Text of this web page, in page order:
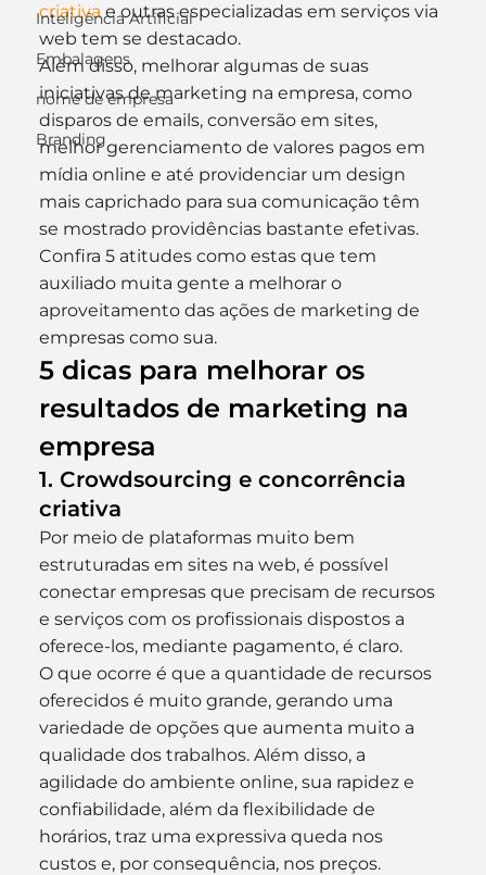
Inteligência Artificial
Embalagens
nome de empresa
Branding
criativa e outras especializadas em serviços via
web tem se destacado.
Além disso, melhorar algumas de suas
iniciativas de marketing na empresa, como
disparos de emails, conversão em sites,
melhor gerenciamento de valores pagos em
mídia online e até providenciar um design
mais caprichado para sua comunicação têm
se mostrado providências bastante efetivas.
Confira 5 atitudes como estas que tem
auxiliado muita gente a melhorar o
aproveitamento das ações de marketing de
empresas como sua.
5 dicas para melhorar os
resultados de marketing na
empresa
1. Crowdsourcing e concorrência
criativa
Por meio de plataformas muito bem
estruturadas em sites na web, é possível
conectar empresas que precisam de recursos
e serviços com os profissionais dispostos a
oferece-los, mediante pagamento, é claro.
O que ocorre é que a quantidade de recursos
oferecidos é muito grande, gerando uma
variedade de opções que aumenta muito a
qualidade dos trabalhos. Além disso, a
agilidade do ambiente online, sua rapidez e
confiabilidade, além da flexibilidade de
horários, traz uma expressiva queda nos
custos e, por consequência, nos preços.